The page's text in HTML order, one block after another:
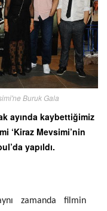
Buruk Gala
ayında kaybettiğimiz
‘Kiraz Mevsimi’nin
yapıldı.
zamanda filmin